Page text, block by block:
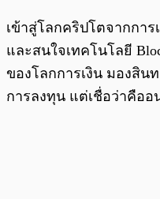
เข้าสู่โลกคริปโตจากการ
และสนใจเทคโนโลยี
ของโลกการเงิน มองสิน
การลงทุน แต่เชื่อว่าคืออ